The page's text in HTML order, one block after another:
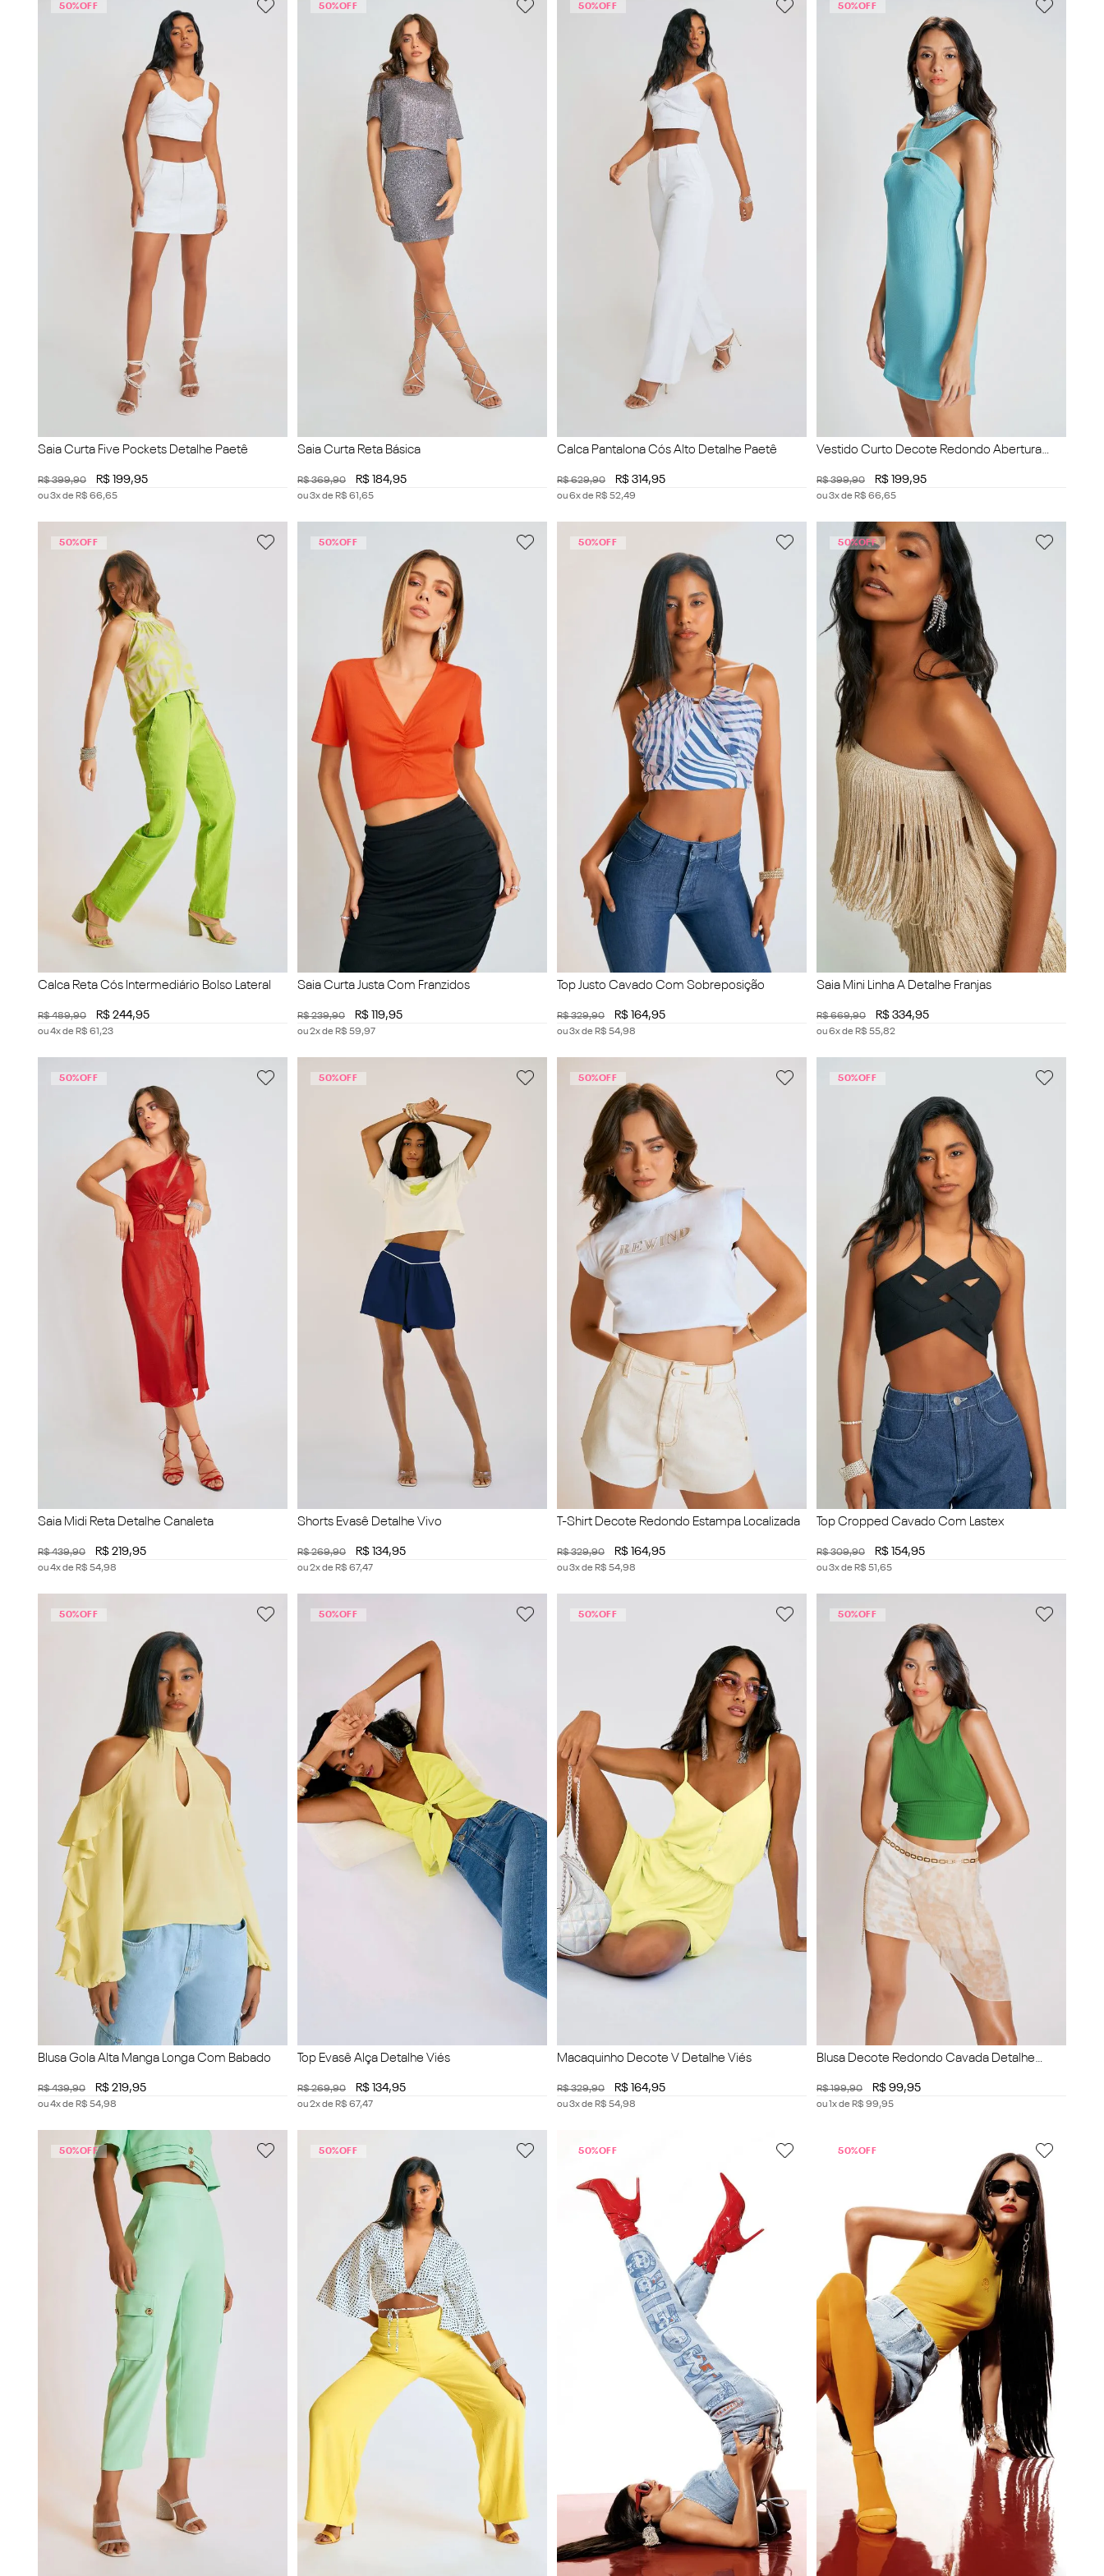
Macacoes e
(1)
50%OFF
Saia Curta Five Pockets Detalhe Paetê
R$399,90 R$ 199,95
ou3x de R$ 66,65
50%OFF
Saia Curta Reta Básica
R$369,90 R$ 184,95
ou3x de R$ 61 ,65
50%OFF
Calca Pantalona Cós Alto Detalhe Paetê
R$629,90 R$ 314,95
ou6x de R$ 52,49
50%OFF
Vestido Curto Decote Redondo Abertura
R$399,90 R$ 199,95
ou3x de R$ 66,65
50%OFF
Calca Reta Cós Intermediário Bolso Lateral
R$489,90 R$ 244,95
ou4x de R$ 61 ,23
50%OFF
Saia Curta Justa Com Franzidos
R$239,90 R$ 119,95
ou2x de R$ 59,97
50%OFF
Top Justo Cavado Com Sobreposição
R$329,90 R$ 164,95
ou3x de R$ 54,98
50%OFF
Saia Mini Linha A Detalhe Franjas
R$669,90 R$ 334,95
ou6x de R$ 55,82
50%OFF
Saia Midi Reta Detalhe Canaleta
R$439,90 R$ 219,95
ou4x de R$ 54,98
50%OFF
Shorts Evasê Detalhe Vivo
R$269,90 R$ 134,95
ou2x de R$ 67,47
50%OFF
T-Shirt Decote Redondo Estampa Localizada
R$329,90 R$ 164,95
ou3x de R$ 54,98
50%OFF
Top Cropped Cavado Com Lastex
R$309,90 R$ 154,95
ou3x de R$ 51 ,65
50%OFF
Blusa Gola Alta Manga Longa Com Babado
R$439,90 R$ 219,95
ou4x de R$ 54,98
50%OFF
Top Evasê Alça Detalhe Viés
R$269,90 R$ 134,95
ou2x de R$ 67,47
50%OFF
Macaquinho Decote V Detalhe Viés
R$329,90 R$ 164,95
ou3x de R$ 54,98
50%OFF
Blusa Decote Redondo Cavada Detalhe
R$199,90 R$ 99,95
ou1x de R$ 99,95
50%OFF 50%OFF 50%OFF 50%OFF